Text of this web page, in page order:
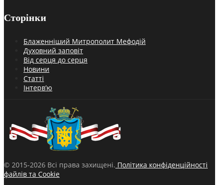
Сторінки
Блаженніший Митрополит Мефодій
Духовний заповіт
Від серця до серця
Новини
Статті
Інтерв’ю
© 2015-2026 Всі права захищені. Політика конфіденційності
файлів та Cookie